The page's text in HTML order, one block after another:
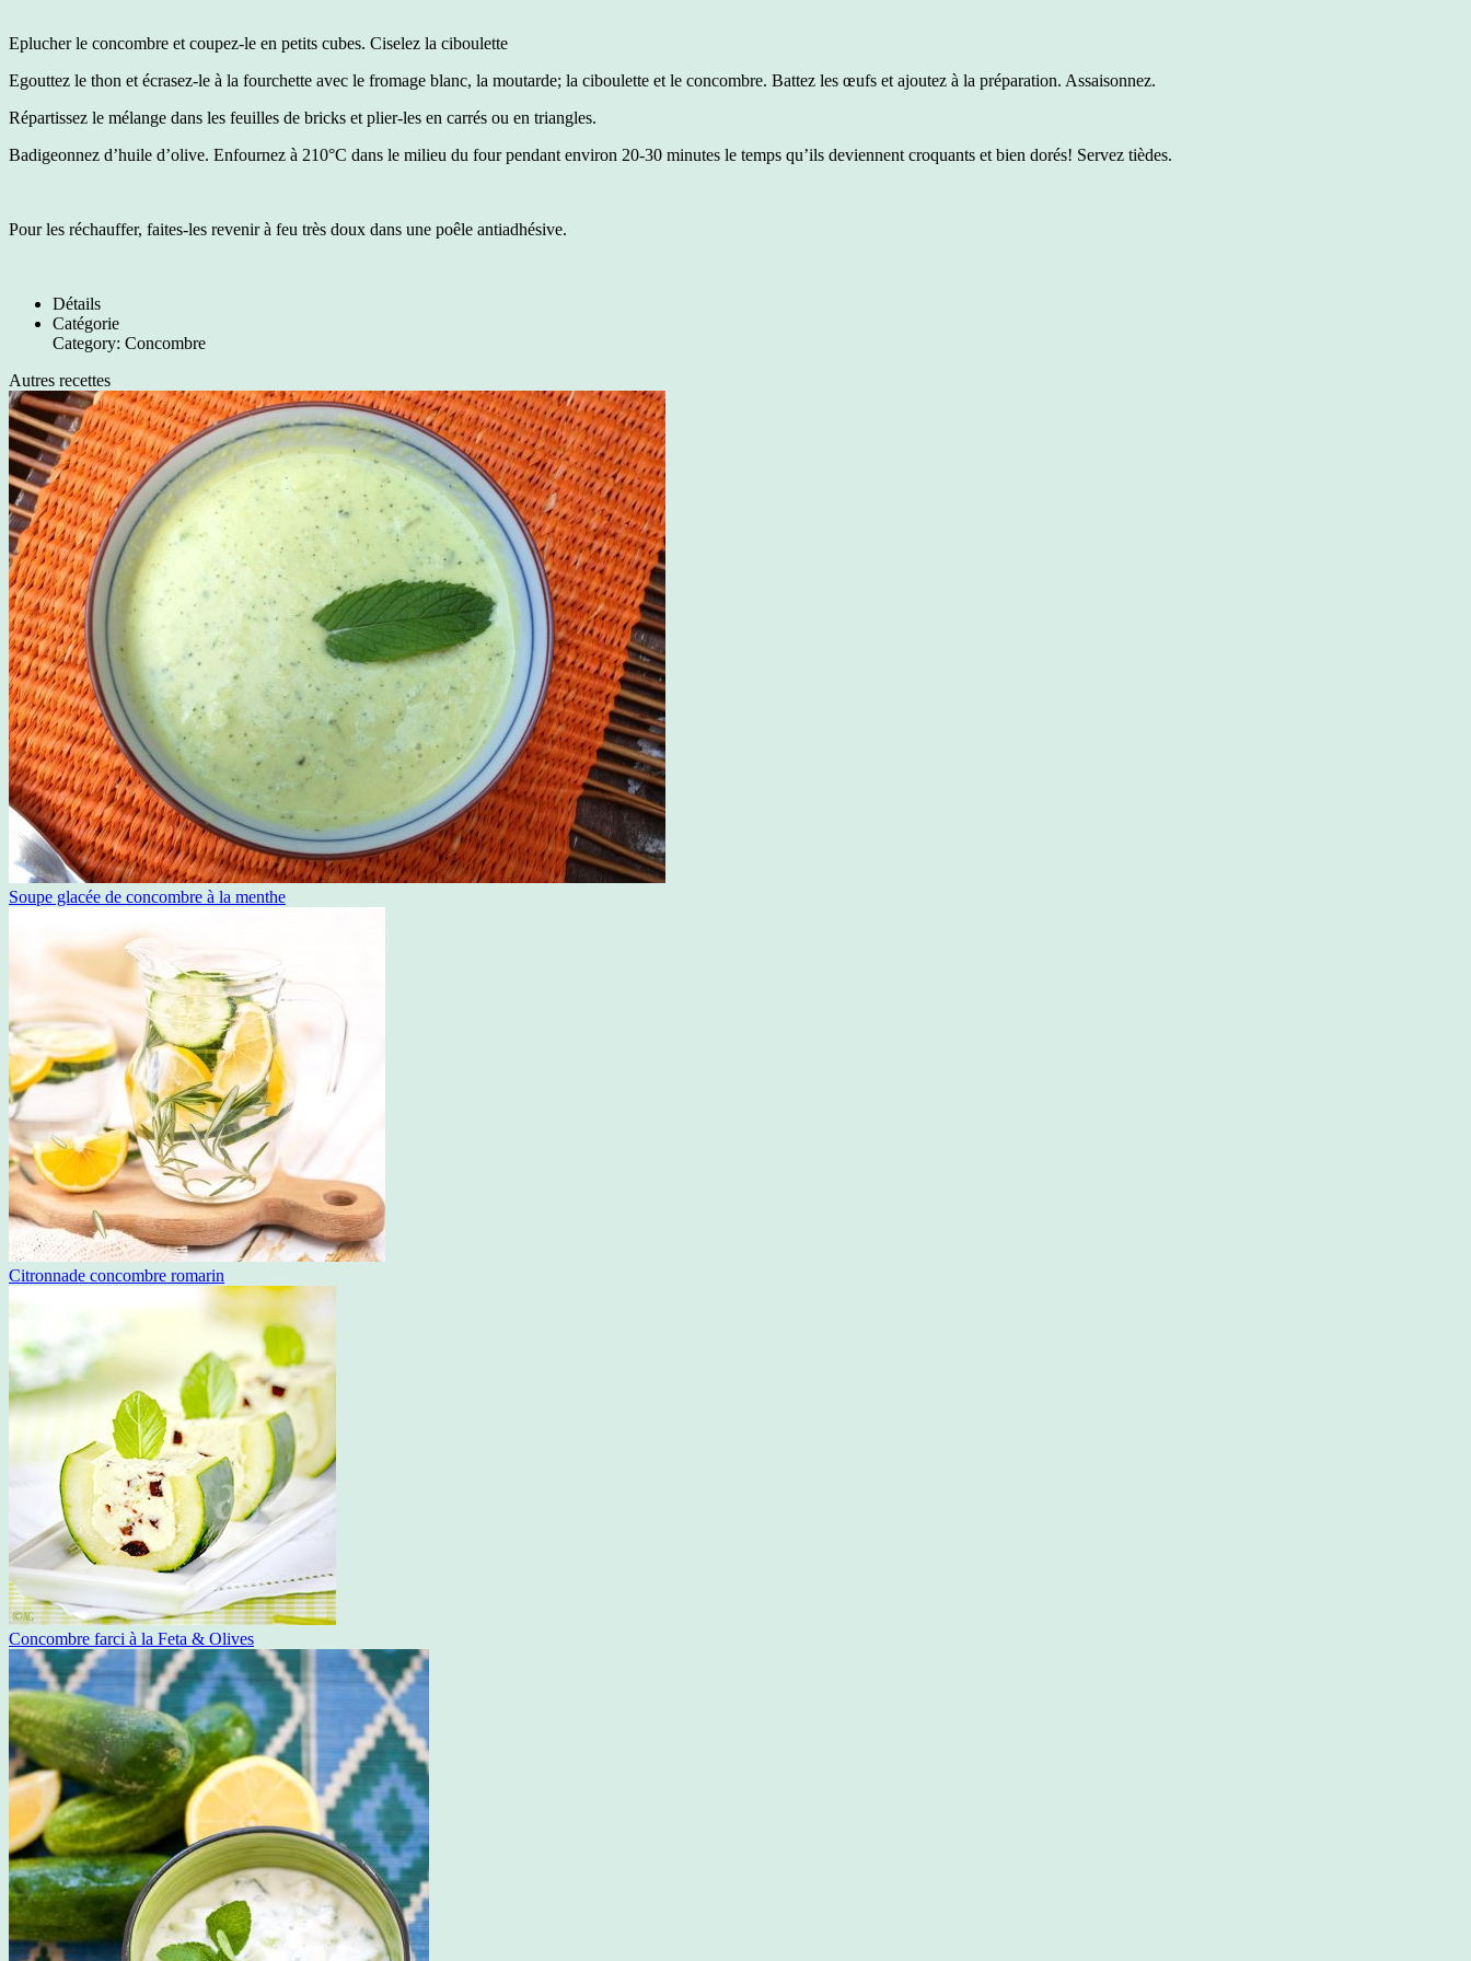
Eplucher le concombre et coupez-le en petits cubes. Ciselez la ciboulette
Egouttez le thon et écrasez-le à la fourchette avec le fromage blanc, la moutarde; la ciboulette et le concombre. Battez les œufs et ajoutez à la préparation. Assaisonnez.
Répartissez le mélange dans les feuilles de bricks et plier-les en carrés ou en triangles.
Badigeonnez d’huile d’olive. Enfournez à 210°C dans le milieu du four pendant environ 20-30 minutes le temps qu’ils deviennent croquants et bien dorés! Servez tièdes.
Pour les réchauffer, faites-les revenir à feu très doux dans une poêle antiadhésive.
Détails
Catégorie
Category: Concombre
Autres recettes
Soupe glacée de concombre à la menthe
Citronnade concombre romarin
Concombre farci à la Feta & Olives